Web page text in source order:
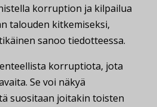
korruption ja kilpailua
talouden kitkemiseksi,
sanoo tiedotteessa.
korruptiota, jota
Se voi näkyä
suositaan joitakin toisten